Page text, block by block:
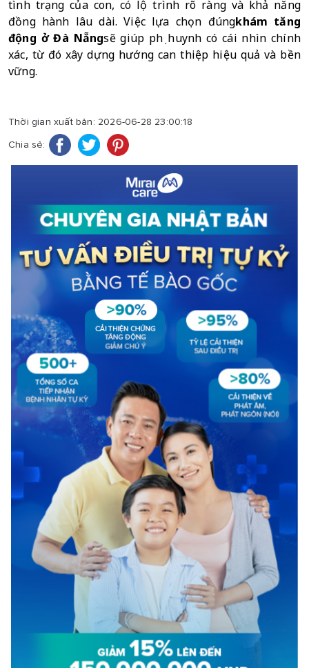
tình trạng của con, có lộ trình rõ ràng và khả năng
đồng hành lâu dài. Việc lựa chọn đúngkhám tăng
động ở Đà Nẵngsẽ giúp phụ huynh có cái nhìn chính
xác, từ đó xây dựng hướng can thiệp hiệu quả và bền
vững.
Thời gian xuất bản: 2026-06-28 23:00:18
Chia sẻ: